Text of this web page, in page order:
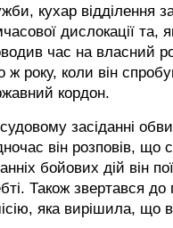
кухар відділення
дислокації та,
час на власний
ж року, коли він
кордон.
засіданні
він розповів, що
бойових дій він
Також звертався
яка вирішила, що